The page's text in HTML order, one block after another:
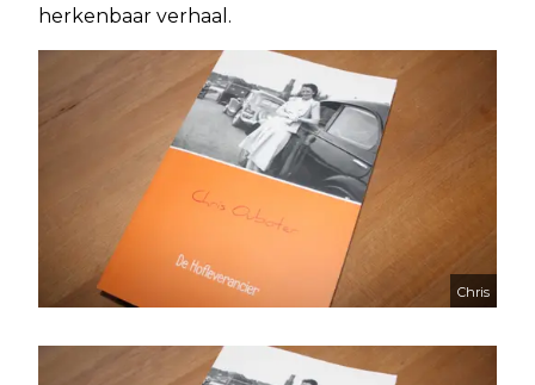
herkenbaar verhaal.
Chris